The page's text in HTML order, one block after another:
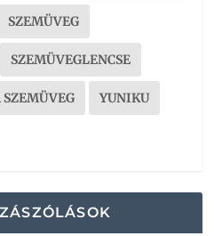
SZEMÜVEG
SZEMÜVEGLENCSE
SZEMÜVEG YUNIKU